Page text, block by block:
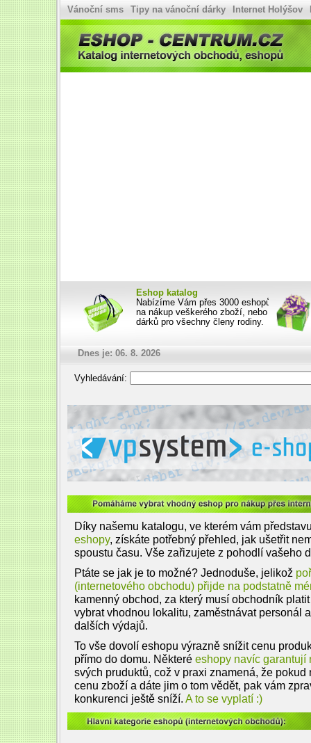
Vánoční sms Tipy na vánoční dárky Internet Holýšov
Eshop katalog, internetové obchody - Eshop-centrum.cz
Eshop katalog
Nabízíme Vám přes 3000 eshopů
na nákup veškerého zboží, nebo
dárků pro všechny členy rodiny.
Dnes je: 06. 8. 2026
Vyhledávání:
VPsystem e-shop na míru
Pomáháme vybrat vhodný eshop pro nákup přes
Díky našemu katalogu, ve kterém vám
eshopy, získáte potřebný přehled, jak ušetřit
spoustu času. Vše zařizujete z pohodlí vašeho
Ptáte se jak je to možné? Jednoduše, jelikož
(internetového obchodu) přijde na podstatně
kamenný obchod, za který musí obchodník
vybrat vhodnou lokalitu, zaměstnávat personál
dalších výdajů.
To vše dovolí eshopu výrazně snížit cenu
přímo do domu. Některé eshopy navíc garantují
svých pruduktů, což v praxi znamená, že
cenu zboží a dáte jim o tom vědět, pak vám
konkurenci ještě sníží. A to se vyplatí :)
Hlavní kategorie eshopů (internetových